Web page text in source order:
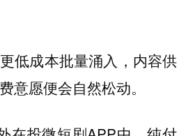
低成本批量涌入，内容供
意愿便会自然松动。